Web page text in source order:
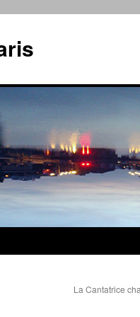
La Cantatrice